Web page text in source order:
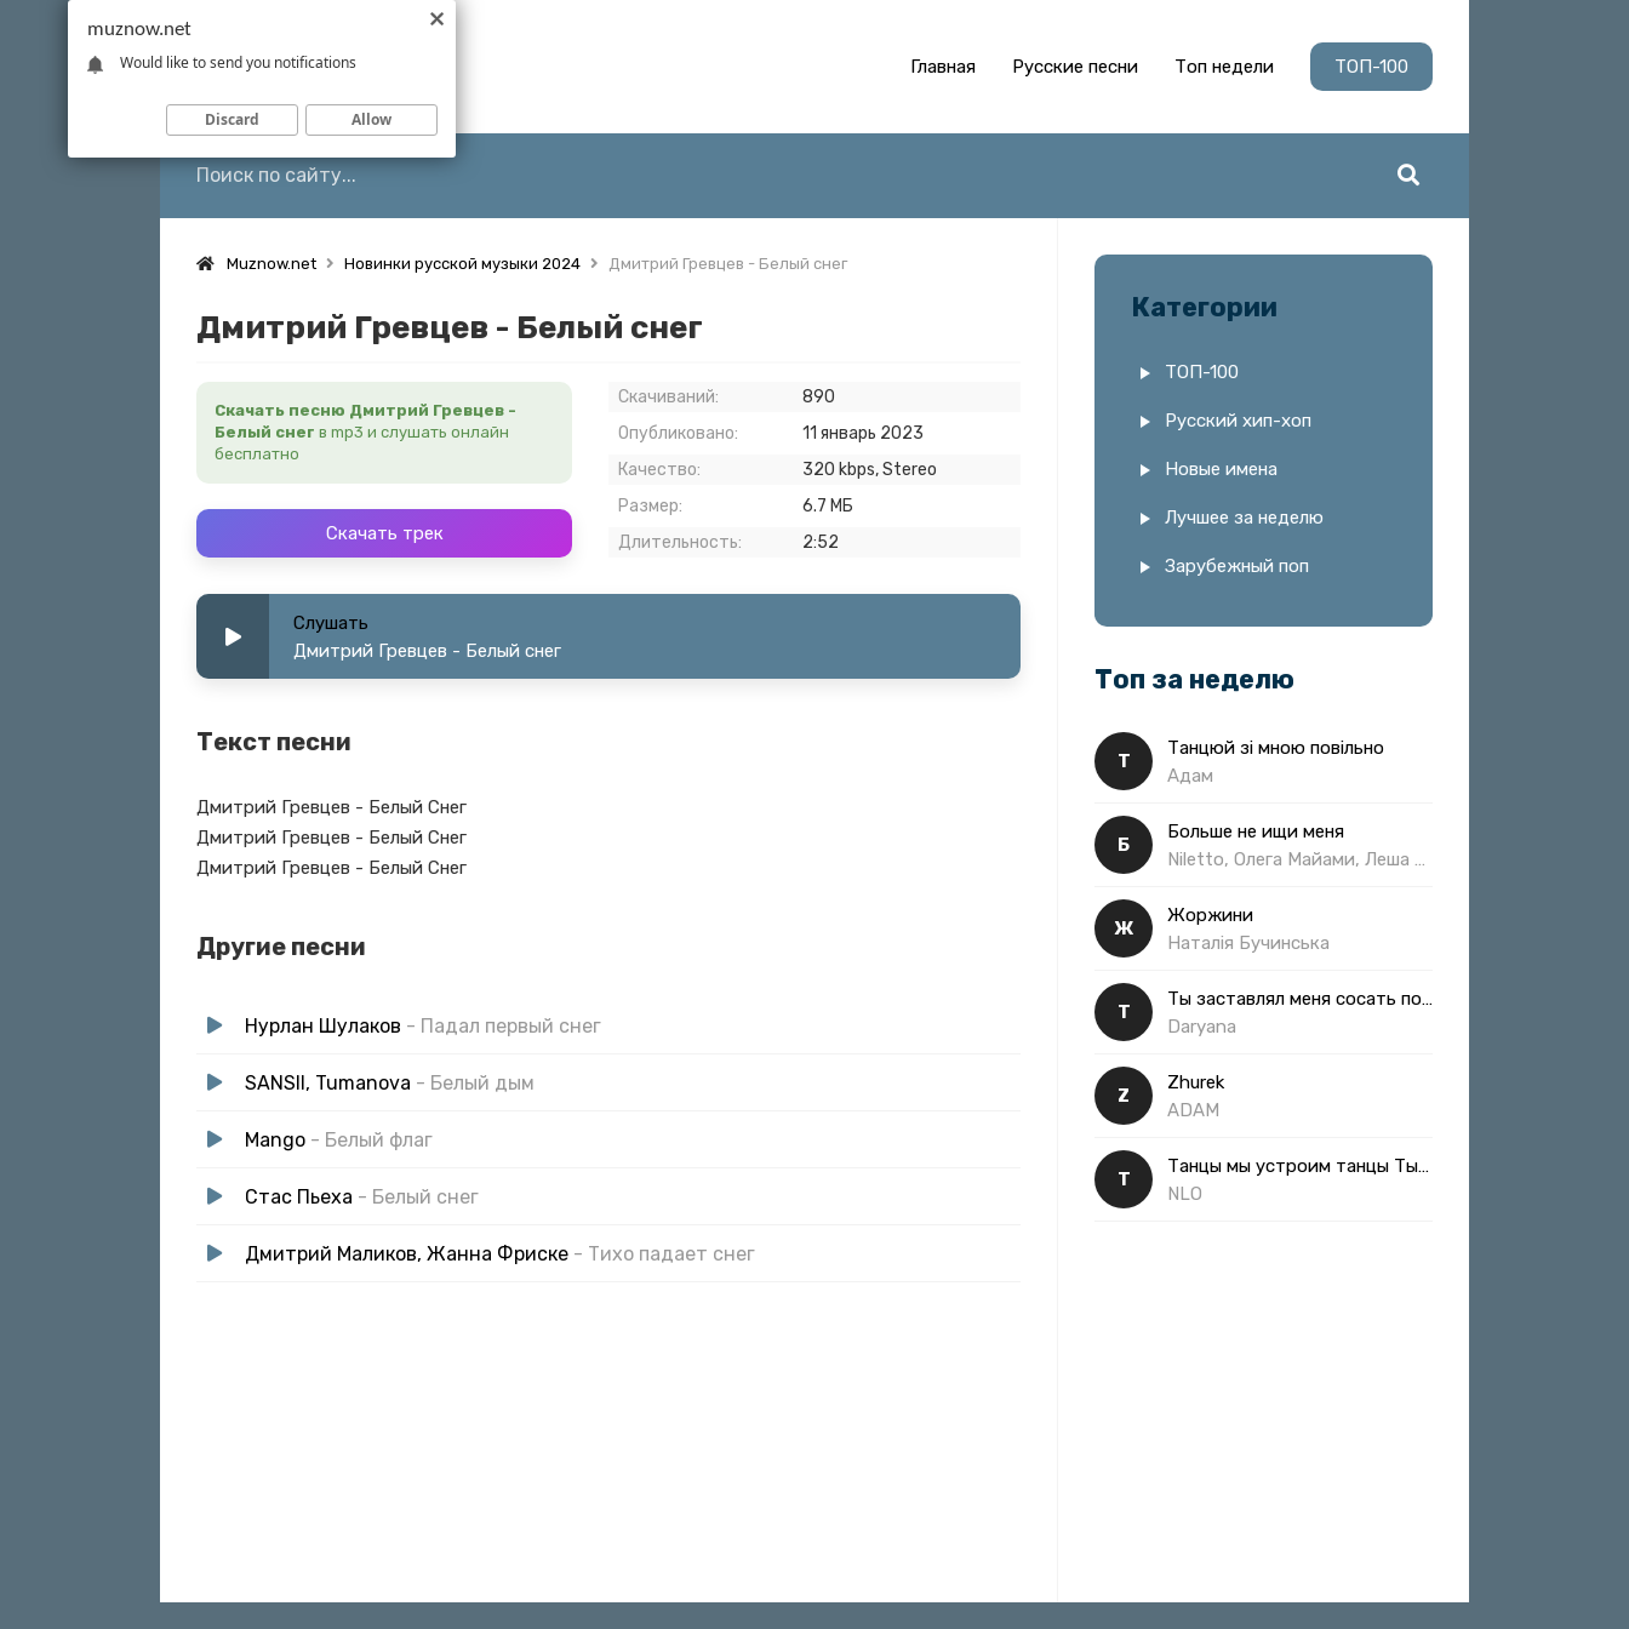
Главная Русские песни Топ недели ТОП-100
Muznow.net Новинки русской музыки 2024 Дмитрий Гревцев - Белый снег
Дмитрий Гревцев - Белый снег
Скачать песню Дмитрий Гревцев -
Белый снег в mp3 и слушать онлайн
бесплатно
Скачать трек
Скачиваний:
890
Опубликовано:
11 январь 2023
Качество:
320 kbps, Stereo
Размер:
6.7 МБ
Длительность:
2:52
Слушать
Дмитрий Гревцев - Белый снег
Текст песни
Дмитрий Гревцев - Белый Снег
Дмитрий Гревцев - Белый Снег
Дмитрий Гревцев - Белый Снег
Другие песни
Нурлан Шулаков - Падал первый снег
SANSII, Tumanova - Белый дым
Mango - Белый флаг
Стас Пьеха - Белый снег
Дмитрий Маликов, Жанна Фриске - Тихо падает снег
Категории
ТОП-100
Русский хип-хоп
Новые имена
Лучшее за неделю
Зарубежный поп
Топ за неделю
Т
Танцюй зі мною повільно
Адам
Б
Больше не ищи меня
Ж
Жоржини
Наталія Бучинська
Т
Ты заставлял меня сосать полная
Daryana
Z
Zhurek
ADAM
Т
Танцы мы устроим танцы Ты такая классная
NLO
muznow.net
Would like to send you notifications
Discard Allow